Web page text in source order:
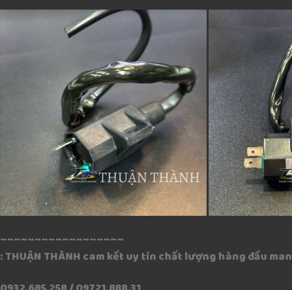
~~~~~~~~~~~~~~~~~~
: THUẬN THÀNH cam kết uy tín chất lượng hàng đầu